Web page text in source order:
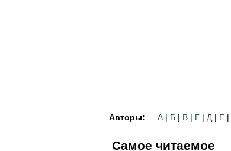
Авторы: А | Б | В | Г | Д | Е |
Самое читаемое